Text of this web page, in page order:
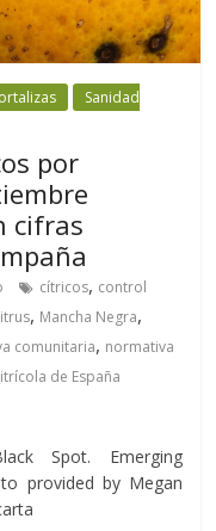
Sanidad
por
cifras
cítricos, control
, Mancha Negra,
comunitaria, normativa
de España
Spot. Emerging
provided by Megan